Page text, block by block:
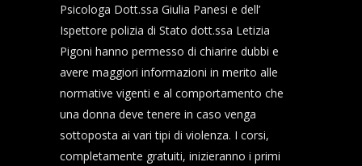
Psicologa Dott.ssa Giulia Panesi e dell’
Ispettore polizia di Stato dott.ssa Letizia
Pigoni hanno permesso di chiarire dubbi e
avere maggiori informazioni in merito alle
normative vigenti e al comportamento che
una donna deve tenere in caso venga
sottoposta ai vari tipi di violenza. I corsi,
completamente gratuiti, inizieranno i primi